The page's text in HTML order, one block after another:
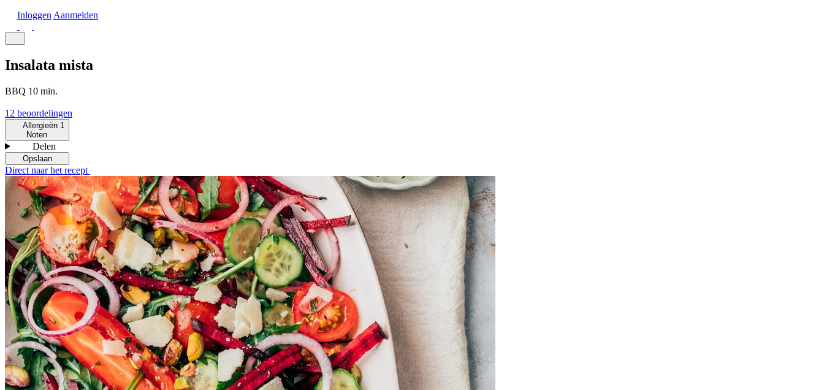
Inloggen Aanmelden
Insalata mista
BBQ 10 min.
12 beoordelingen
Allergieën 1
Noten
Delen
Opslaan
Direct naar het recept